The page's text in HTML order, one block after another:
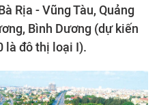
Rịa - Vũng Tàu, Quảng
Bình Dương (dự kiến
là đô thị loại I).